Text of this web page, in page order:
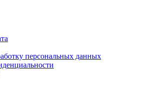
персональных данных